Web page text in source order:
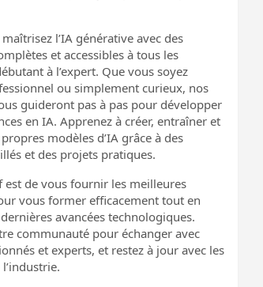
l’IA générative avec des
et accessibles à tous les
à l’expert. Que vous soyez
ou simplement curieux, nos
guideront pas à pas pour développer
en IA. Apprenez à créer, entraîner et
modèles d’IA grâce à des
et des projets pratiques.
est de vous fournir les meilleures
vous former efficacement tout en
avancées technologiques.
communauté pour échanger avec
et experts, et restez à jour avec les